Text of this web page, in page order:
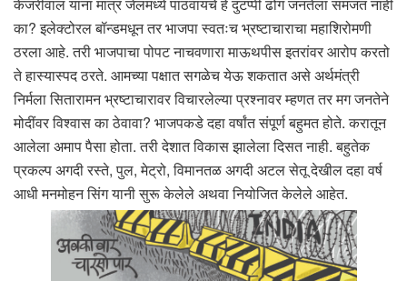
का? इलेक्टोरल बॉन्डमधून तर भाजपा स्वतःच भ्रष्टाचाराचा महाशिरोमणी
ठरला आहे. तरी भाजपाचा पोपट नाचवणारा माऊथपीस इतरांवर आरोप करतो
ते हास्यास्पद ठरते. आमच्या पक्षात सगळेच येऊ शकतात असे अर्थमंत्री
निर्मला सितारामन भ्रष्टाचारावर विचारलेल्या प्रश्नावर म्हणत तर मग जनतेने
मोदींवर विश्वास का ठेवावा? भाजपकडे दहा वर्षांत संपूर्ण बहुमत होते. करातून
आलेला अमाप पैसा होता. तरी देशात विकास झालेला दिसत नाही. बहुतेक
प्रकल्प अगदी रस्ते, पुल, मेट्रो, विमानतळ अगदी अटल सेतू देखील दहा वर्ष
आधी मनमोहन सिंग यानी सुरू केलेले अथवा नियोजित केलेले आहेत.